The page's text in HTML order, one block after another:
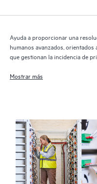
Ayuda a proporcionar una
humanos avanzados,
que gestionan la incidencia de
Mostrar más